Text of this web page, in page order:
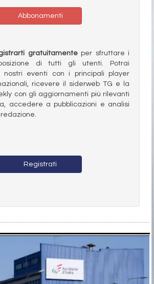
Abbonamenti
gratuitamenteper sfruttare i
di tutti gli utenti. Potrai
nostri eventi con i principali player
ricevere il siderweb TG e la
con gli aggiornamenti più rilevanti
accedere a pubblicazioni e analisi
Registrati